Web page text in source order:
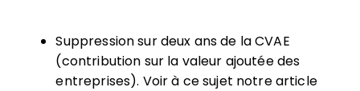
Suppression sur deux ans de la CVAE
(contribution sur la valeur ajoutée des
entreprises). Voir à ce sujet notre article